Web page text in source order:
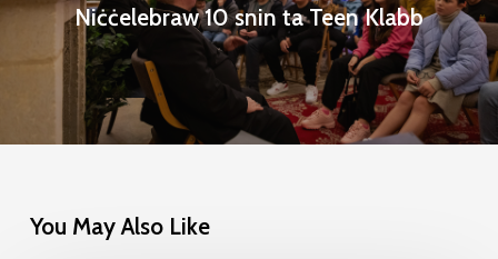
Niċċelebraw 10 snin ta Teen Klabb
You May Also Like